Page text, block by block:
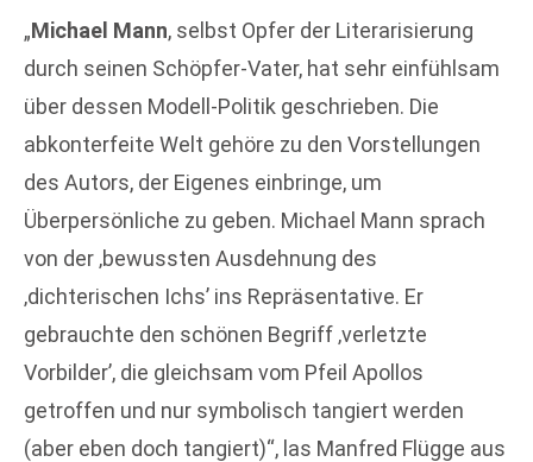
„Michael Mann, selbst Opfer der Literarisierung
durch seinen Schöpfer-Vater, hat sehr einfühlsam
über dessen Modell-Politik geschrieben. Die
abkonterfeite Welt gehöre zu den Vorstellungen
des Autors, der Eigenes einbringe, um
Überpersönliche zu geben. Michael Mann sprach
von der ‚bewussten Ausdehnung des
‚dichterischen Ichs’ ins Repräsentative. Er
gebrauchte den schönen Begriff ‚verletzte
Vorbilder’, die gleichsam vom Pfeil Apollos
getroffen und nur symbolisch tangiert werden
(aber eben doch tangiert)“, las Manfred Flügge aus